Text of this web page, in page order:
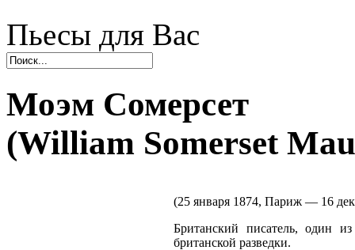
Пьесы для Вас
Моэм Сомерсет
(William Somerset
(25 января 1874, Париж — 16
Британский писатель, один
британской разведки.